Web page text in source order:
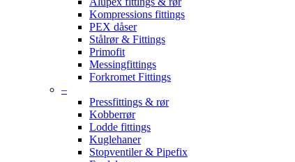
Kompressions fittings
PEX dåser
Stålrør & Fittings
Primofit
Messingfittings
Forkromet Fittings
–
Pressfittings & rør
Kobberrør
Lodde fittings
Kuglehaner
Stopventiler & Pipefix